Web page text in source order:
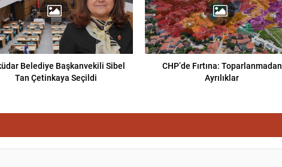
Belediye Başkanvekili Sibel
Tan Çetinkaya Seçildi
CHP’de Fırtına: Toparlanmadan
Ayrılıklar